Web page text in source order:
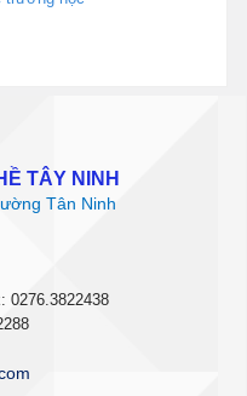
TÂY NINH
Tân Ninh
0276.3822438